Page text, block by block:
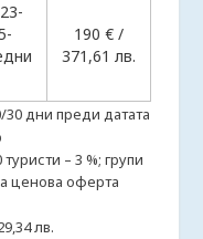
190 € /
371,61 лв.
30 дни преди датата
– 3 %; групи
ценова оферта
лв.